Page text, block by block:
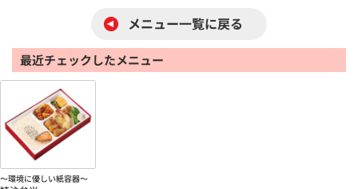
メニュー一覧に戻る
最近チェックしたメニュー
～環境に優しい紙容器～